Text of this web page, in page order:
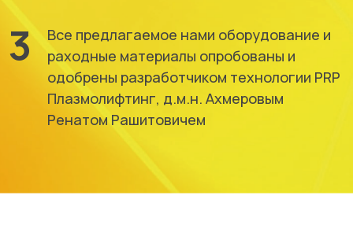
3
Все предлагаемое нами оборудование и
раходные материалы опробованы и
одобрены разработчиком технологии PRP
Плазмолифтинг, д.м.н. Ахмеровым
Ренатом Рашитовичем